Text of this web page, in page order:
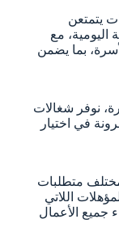
يتمتعن
اليومية، مع
بما يضمن
نوفر شغالات
في اختيار
متطلبات
اللاتي
جميع الأعمال